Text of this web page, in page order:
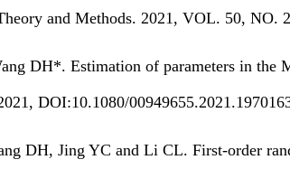
and Methods. 2021, VOL. 50, NO.
DH*. Estimation of parameters in
DOI:10.1080/
DH, Jing YC and Li CL. First-order